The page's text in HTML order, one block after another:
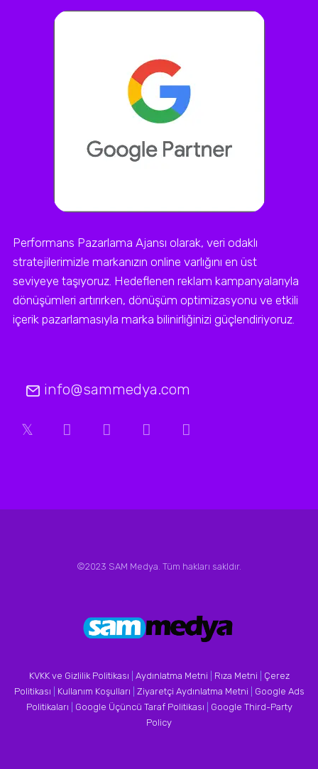
Performans Pazarlama Ajansı olarak, veri odaklı
stratejilerimizle markanızın online varlığını en üst
seviyeye taşıyoruz. Hedeflenen reklam kampanyalarıyla
dönüşümleri artırırken, dönüşüm optimizasyonu ve etkili
içerik pazarlamasıyla marka bilinirliğinizi güçlendiriyoruz.
info@sammedya.com
©2023 SAM Medya. Tüm hakları sakldır.
KVKK ve Gizlilik Politikası Aydınlatma Metni Rıza Metni
Çerez
Politikası
Kullanım Koşulları Ziyaretçi Aydınlatma Metni
Google Ads
Politikaları
Google Üçüncü Taraf Politikası
Google Third-Party
Policy